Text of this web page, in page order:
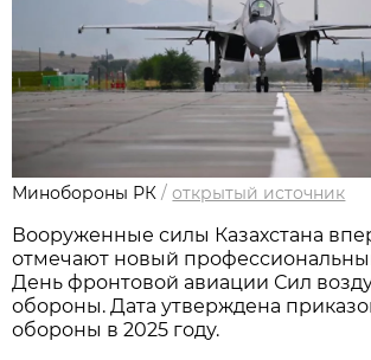
Минобороны РК /открытый источник
Вооруженные силы Казахстана
отмечают новый
День фронтовой авиации Сил
обороны. Дата утверждена
обороны в 2025 году.